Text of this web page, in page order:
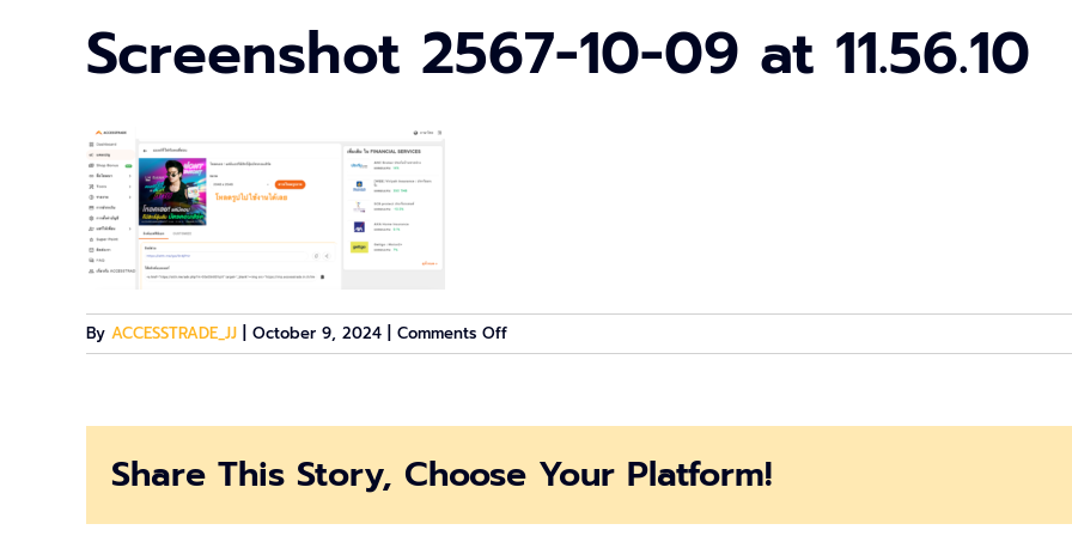
Screenshot 2567-10-09 at 11.56.10
By ACCESSTRADE_JJ October 9, 2024 Comments Offon
Screenshot
at
11.56.10
Share This Story, Choose Your Platform!